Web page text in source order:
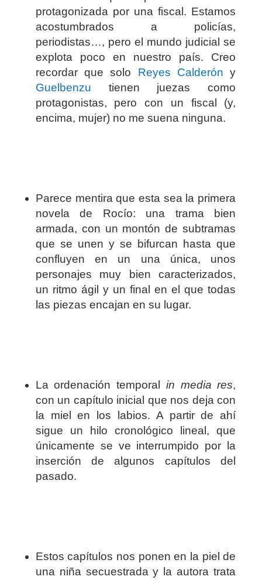
protagonizada por una fiscal. Estamos
acostumbrados a policías,
periodistas…, pero el mundo judicial se
explota poco en nuestro país. Creo
recordar que solo Reyes Calderón y
Guelbenzu tienen juezas como
protagonistas, pero con un fiscal (y,
encima, mujer) no me suena ninguna.
Parece mentira que esta sea la primera
novela de Rocío: una trama bien
armada, con un montón de subtramas
que se unen y se bifurcan hasta que
confluyen en un una única, unos
personajes muy bien caracterizados,
un ritmo ágil y un final en el que todas
las piezas encajan en su lugar.
La ordenación temporal in media res,
con un capítulo inicial que nos deja con
la miel en los labios. A partir de ahí
sigue un hilo cronológico lineal, que
únicamente se ve interrumpido por la
inserción de algunos capítulos del
pasado.
Estos capítulos nos ponen en la piel de
una niña secuestrada y la autora trata